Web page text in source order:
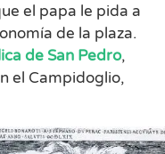
el papa le pida a
de la plaza.
de San Pedro,
el Campidoglio,